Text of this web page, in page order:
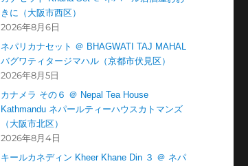
きに（大阪市西区）
2026年8月6日
ネパリカナセット ＠ BHAGWATI TAJ MAHAL
バグワティタージマハル（京都市伏見区）
2026年8月5日
カナメラ その６ ＠ Nepal Tea House
Kathmandu ネパールティーハウスカトマンズ
（大阪市北区）
2026年8月4日
キールカネディン Kheer Khane Din ３ ＠ ネパ